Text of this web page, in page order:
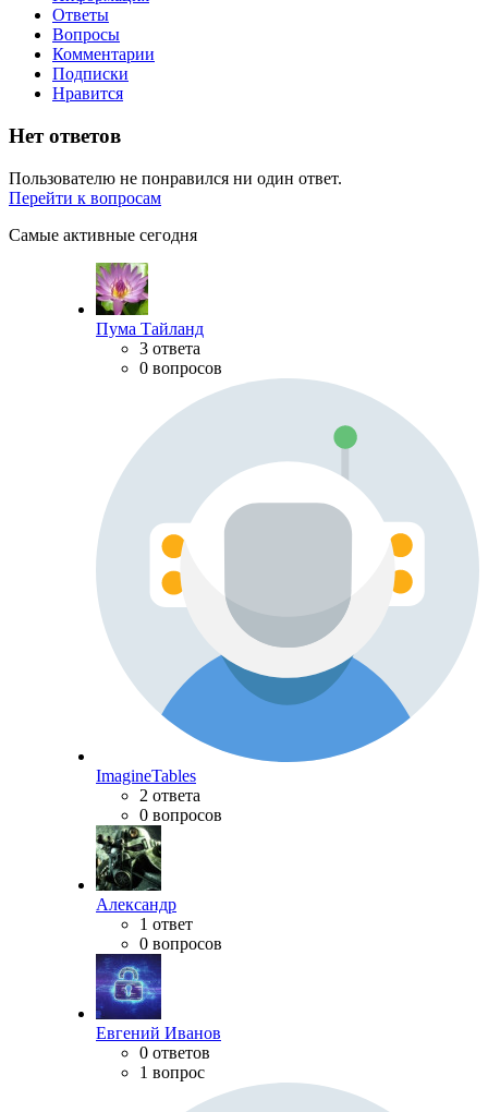
Ответы
Вопросы
Комментарии
Подписки
Нравится
Нет ответов
Пользователю не понравился ни один ответ.
Перейти к вопросам
Самые активные сегодня
Пума Тайланд
3 ответа
0 вопросов
ImagineTables
2 ответа
0 вопросов
Александр
1 ответ
0 вопросов
Евгений Иванов
0 ответов
1 вопрос